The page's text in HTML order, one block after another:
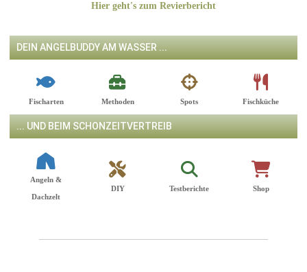
Hier geht's zum Revierbericht
DEIN ANGELBUDDY AM WASSER ...
Fischarten Methoden Spots Fischküche
... UND BEIM SCHONZEITVERTREIB
Angeln &
Dachzelt
DIY Testberichte Shop